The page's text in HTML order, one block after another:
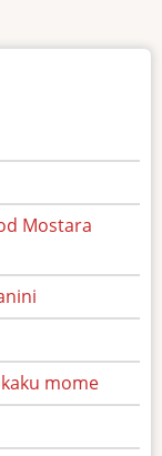
Mostara
mome